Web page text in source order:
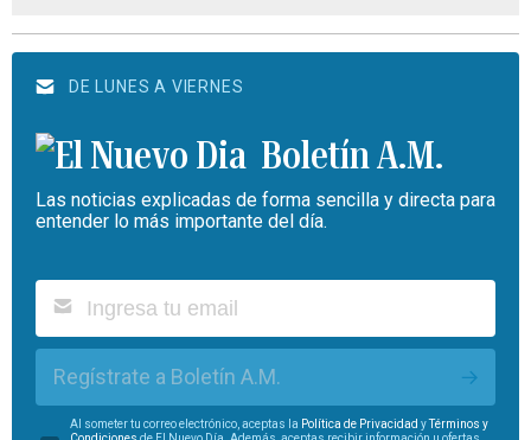
DE LUNES A VIERNES
Boletín A.M.
Las noticias explicadas de forma sencilla y directa para
entender lo más importante del día.
Regístrate a Boletín A.M.
Al someter tu correo electrónico, aceptas la Política de Privacidad yTérminos y